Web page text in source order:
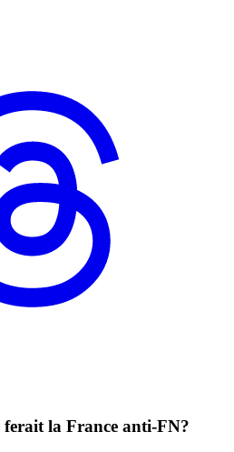
la France anti-FN?